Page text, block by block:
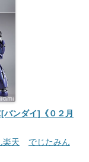
ンダイ]《０２月
楽天
でじたみん